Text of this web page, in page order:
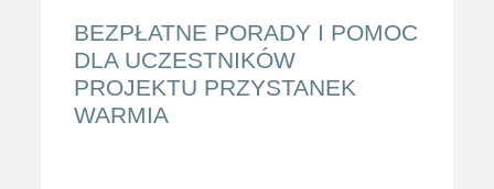
BEZPŁATNE PORADY I POMOC
DLA UCZESTNIKÓW
PROJEKTU PRZYSTANEK
WARMIA